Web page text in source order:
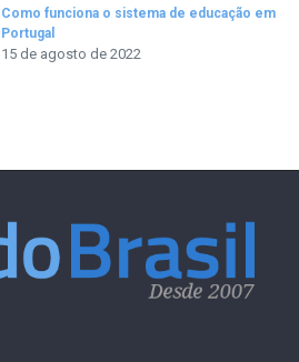
Como funciona o sistema de educação em
Portugal
15 de agosto de 2022